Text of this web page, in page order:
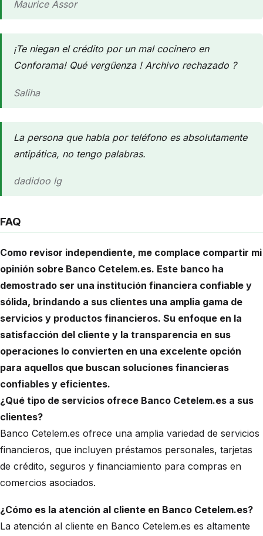
Maurice Assor
¡Te niegan el crédito por un mal cocinero en
Conforama! Qué vergüenza ! Archivo rechazado ?
Saliha
La persona que habla por teléfono es absolutamente
antipática, no tengo palabras.
dadidoo lg
FAQ
Como revisor independiente, me complace compartir mi
opinión sobre Banco Cetelem.es. Este banco ha
demostrado ser una institución financiera confiable y
sólida, brindando a sus clientes una amplia gama de
servicios y productos financieros. Su enfoque en la
satisfacción del cliente y la transparencia en sus
operaciones lo convierten en una excelente opción
para aquellos que buscan soluciones financieras
confiables y eficientes.
¿Qué tipo de servicios ofrece Banco Cetelem.es a sus
clientes?
Banco Cetelem.es ofrece una amplia variedad de servicios
financieros, que incluyen préstamos personales, tarjetas
de crédito, seguros y financiamiento para compras en
comercios asociados.
¿Cómo es la atención al cliente en Banco Cetelem.es?
La atención al cliente en Banco Cetelem.es es altamente